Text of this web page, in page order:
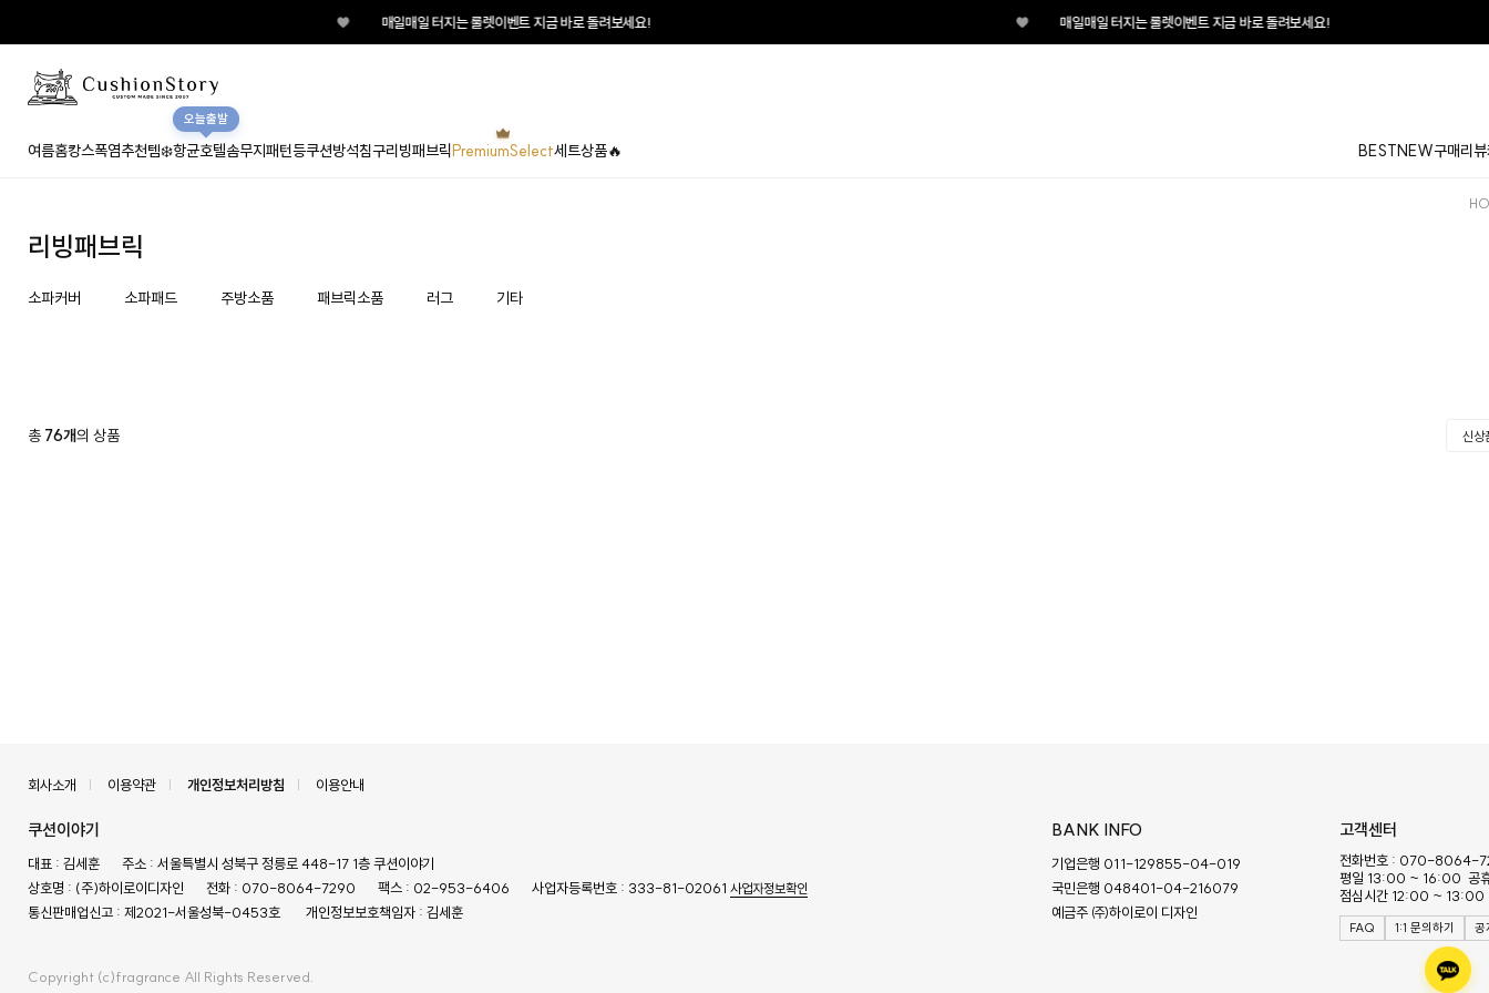
♥ 매일매일 터지는 룰렛이벤트 지금 바로 돌려보세요! ♥ 매일매일 터지는 룰렛이벤트 지금 바로 돌려보세요!
여름홈캉스폭염추천템❄️항균호텔솜
오늘출발
무지패턴등쿠션방석침구리빙패브릭PremiumSelect세트상품🔥 BESTNEW구매리뷰
리빙패브릭
소파커버 소파패드 주방소품 패브릭소품 러그 기타
총 76개의 상품
회사소개 이용약관 개인정보처리방침 이용안내
쿠션이야기
대표 : 김세훈
주소 : 서울특별시 성북구 정릉로 448-17 1층 쿠션이야기
상호명 : (주)하이로이디자인
전화 : 070-8064-7290 팩스 : 02-953-6406 사업자등록번호 : 333-81-02061 사업자정보확인
통신판매업신고 : 제2021-서울성북-0453호 개인정보보호책임자 : 김세훈
BANK INFO
기업은행 011-129855-04-019
국민은행 048401-04-216079
예금주 ㈜하이로이 디자인
고객센터
전화번호 : 070-8064-
평일 13:00 ~ 16:00 공
점심시간 12:00 ~ 13:00
FAQ 1:1 문의하기 공
Copyright (c)fragrance All Rights Reserved.